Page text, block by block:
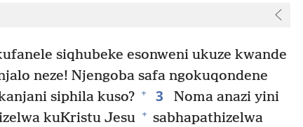
siqhubeke esonweni ukuze kwande
neze! Njengoba safa ngokuqondene
siphila kuso? + 3
Noma anazi yini
kuKristu Jesu + sabhapathizelwa